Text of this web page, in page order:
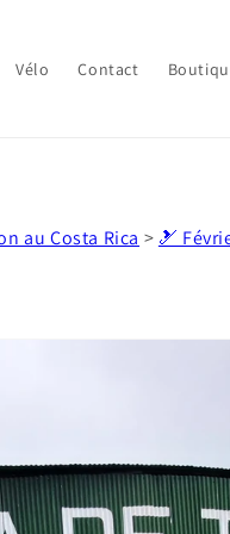
Vélo Contact
au Costa Rica > 🎿